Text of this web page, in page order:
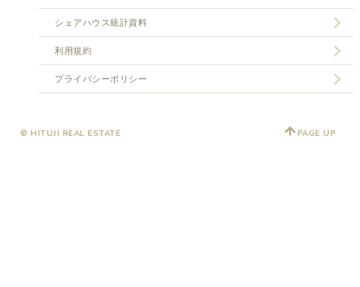
シェアハウス統計資料
利用規約
プライバシーポリシー
© HITUJI REAL ESTATE PAGE UP